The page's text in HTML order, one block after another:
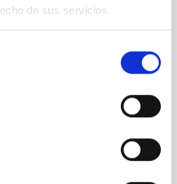
de sus servicios.
quenching in quiescent